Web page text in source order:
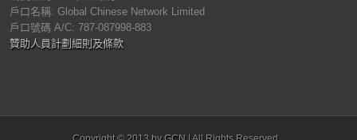
戶口名稱: Global Chinese Network Limited
戶口號碼 A/C: 787-087998-883
贊助人員計劃細則及條款